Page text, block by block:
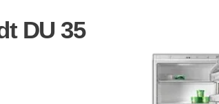
DU 35